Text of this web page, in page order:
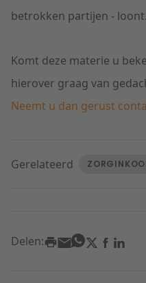
betrokken partijen - loont.
Komt deze materie u
hierover graag van
Neemt u dan gerust
Gerelateerd
Delen: